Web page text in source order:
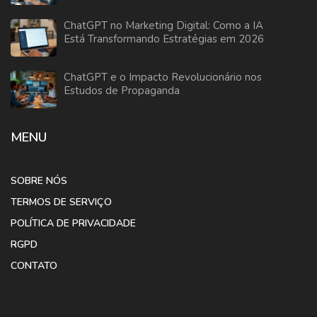
ChatGPT no Marketing Digital: Como a IA
Está Transformando Estratégias em 2026
ChatGPT e o Impacto Revolucionário nos
Estudos de Propaganda
MENU
SOBRE NÓS
TERMOS DE SERVIÇO
POLÍTICA DE PRIVACIDADE
RGPD
CONTATO